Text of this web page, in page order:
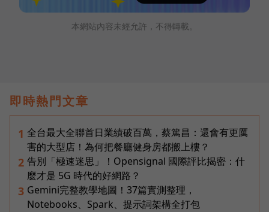
本網站內容未經允許，不得轉載。
即時熱門文章
1 全台最大全聯首日業績破百萬，蔡篤昌：還會有更厲
害的大型店！為何把餐廳健身房都搬上樓？
2 告別「極速迷思」！Opensignal 國際評比揭密：什
麼才是 5G 時代的好網路？
3 Gemini完整教學地圖！37篇實測整理，
Notebooks、Spark、提示詞架構全打包